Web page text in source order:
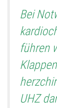
Bei
führen
UHZ